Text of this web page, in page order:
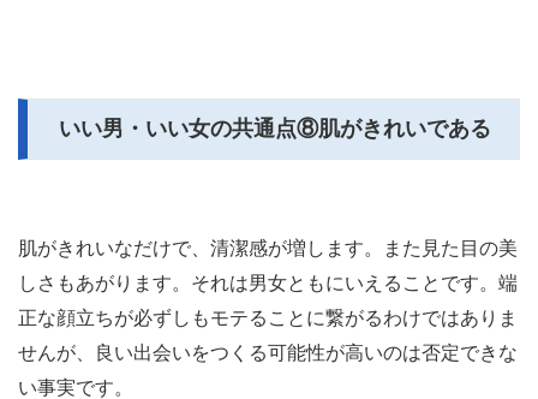
いい男・いい女の共通点⑧肌がきれいである
肌がきれいなだけで、清潔感が増します。また見た目の美
しさもあがります。それは男女ともにいえることです。端
正な顔立ちが必ずしもモテることに繋がるわけではありま
せんが、良い出会いをつくる可能性が高いのは否定できな
い事実です。